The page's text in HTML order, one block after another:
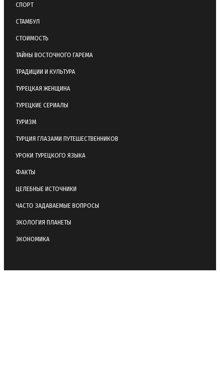
СПОРТ
СТАМБУЛ
СТОИМОСТЬ
ТАЙНЫ ВОСТОЧНОГО ГАРЕМА
ТРАДИЦИИ И КУЛЬТУРА
ТУРЕЦКАЯ ЖЕНЩИНА
ТУРЕЦКИЕ СЕРИАЛЫ
ТУРИЗМ
ТУРЦИЯ ГЛАЗАМИ ПУТЕШЕСТВЕННИКОВ
УРОКИ ТУРЕЦКОГО ЯЗЫКА
ФАКТЫ
ЦЕЛЕБНЫЕ ИСТОЧНИКИ
ЧАСТО ЗАДАВАЕМЫЕ ВОПРОСЫ
ЭКОЛОГИЯ ПЛАНЕТЫ
ЭКОНОМИКА